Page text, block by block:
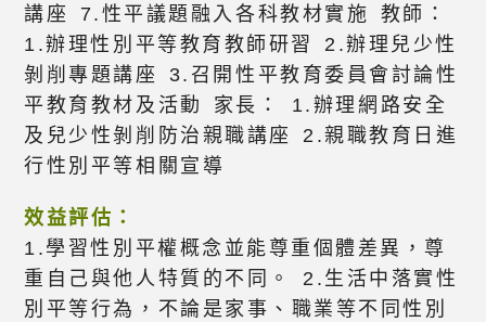
講座 7.性平議題融入各科教材實施 教師：
1.辦理性別平等教育教師研習 2.辦理兒少性
剝削專題講座 3.召開性平教育委員會討論性
平教育教材及活動 家長： 1.辦理網路安全
及兒少性剝削防治親職講座 2.親職教育日進
行性別平等相關宣導
效益評估：
1.學習性別平權概念並能尊重個體差異，尊
重自己與他人特質的不同。 2.生活中落實性
別平等行為，不論是家事、職業等不同性別